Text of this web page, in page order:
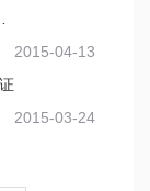
2015-04-13
2015-03-24